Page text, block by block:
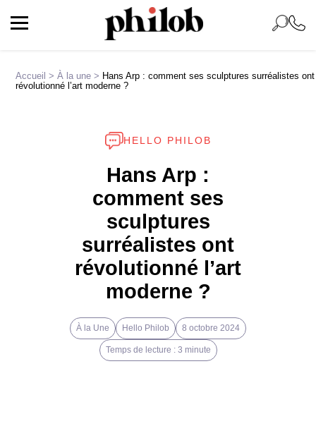
Accueil >À la une > Hans Arp : comment ses sculptures surréalistes ont
révolutionné l’art moderne ?
HELLO PHILOB
Hans Arp :
comment ses
sculptures
surréalistes ont
révolutionné l’art
moderne ?
À la Une Hello Philob 8 octobre 2024
Temps de lecture : 3 minute